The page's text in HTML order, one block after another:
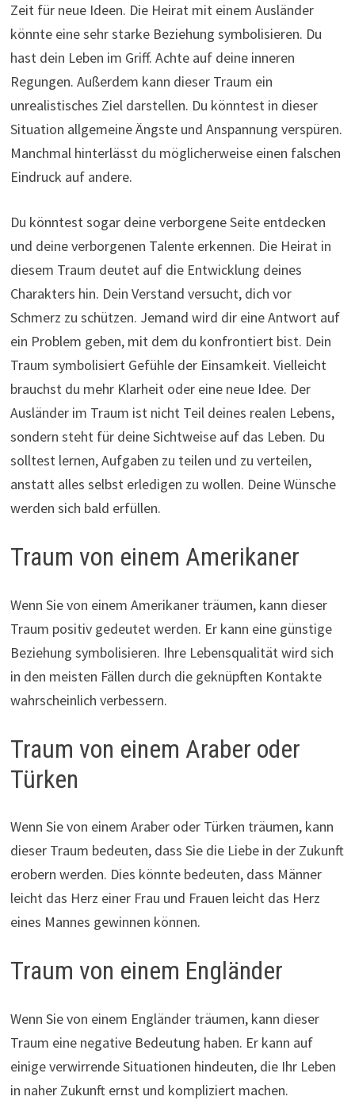
Zeit für neue Ideen. Die Heirat mit einem Ausländer
könnte eine sehr starke Beziehung symbolisieren. Du
hast dein Leben im Griff. Achte auf deine inneren
Regungen. Außerdem kann dieser Traum ein
unrealistisches Ziel darstellen. Du könntest in dieser
Situation allgemeine Ängste und Anspannung verspüren.
Manchmal hinterlässt du möglicherweise einen falschen
Eindruck auf andere.
Du könntest sogar deine verborgene Seite entdecken
und deine verborgenen Talente erkennen. Die Heirat in
diesem Traum deutet auf die Entwicklung deines
Charakters hin. Dein Verstand versucht, dich vor
Schmerz zu schützen. Jemand wird dir eine Antwort auf
ein Problem geben, mit dem du konfrontiert bist. Dein
Traum symbolisiert Gefühle der Einsamkeit. Vielleicht
brauchst du mehr Klarheit oder eine neue Idee. Der
Ausländer im Traum ist nicht Teil deines realen Lebens,
sondern steht für deine Sichtweise auf das Leben. Du
solltest lernen, Aufgaben zu teilen und zu verteilen,
anstatt alles selbst erledigen zu wollen. Deine Wünsche
werden sich bald erfüllen.
Traum von einem Amerikaner
Wenn Sie von einem Amerikaner träumen, kann dieser
Traum positiv gedeutet werden. Er kann eine günstige
Beziehung symbolisieren. Ihre Lebensqualität wird sich
in den meisten Fällen durch die geknüpften Kontakte
wahrscheinlich verbessern.
Traum von einem Araber oder
Türken
Wenn Sie von einem Araber oder Türken träumen, kann
dieser Traum bedeuten, dass Sie die Liebe in der Zukunft
erobern werden. Dies könnte bedeuten, dass Männer
leicht das Herz einer Frau und Frauen leicht das Herz
eines Mannes gewinnen können.
Traum von einem Engländer
Wenn Sie von einem Engländer träumen, kann dieser
Traum eine negative Bedeutung haben. Er kann auf
einige verwirrende Situationen hindeuten, die Ihr Leben
in naher Zukunft ernst und kompliziert machen.